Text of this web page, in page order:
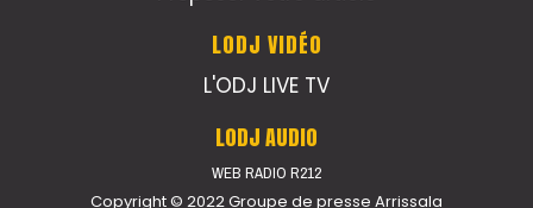
LODJ VIDÉO
L'ODJ LIVE TV
LODJ AUDIO
WEB RADIO R212
Copyright © 2022 Groupe de presse Arrissala